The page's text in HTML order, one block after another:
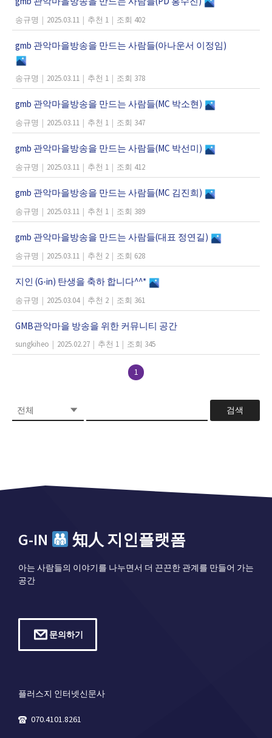
송규명 | 2025.03.11 | 추천 1 | 조회 402
gmb 관악마을방송을 만드는 사람들(아나운서 이정임)
송규명 | 2025.03.11 | 추천 1 | 조회 378
gmb 관악마을방송을 만드는 사람들(MC 박소현)
송규명 | 2025.03.11 | 추천 1 | 조회 347
gmb 관악마을방송을 만드는 사람들(MC 박선미)
송규명 | 2025.03.11 | 추천 1 | 조회 412
gmb 관악마을방송을 만드는 사람들(MC 김진희)
송규명 | 2025.03.11 | 추천 1 | 조회 389
gmb 관악마을방송을 만드는 사람들(대표 정연길)
송규명 | 2025.03.11 | 추천 2 | 조회 628
지인 (G-in) 탄생을 축하 합니다^^*
송규명 | 2025.03.04 | 추천 2 | 조회 361
GMB관악마을 방송을 위한 커뮤니티 공간
sungkiheo | 2025.02.27 | 추천 1 | 조회 345
1
검색
G-IN 知人 지인플랫폼
아는 사람들의 이야기를 나누면서 더 끈끈한 관계를 만들어 가는
공간
문의하기
플러스지 인터넷신문사
070.4101.8261